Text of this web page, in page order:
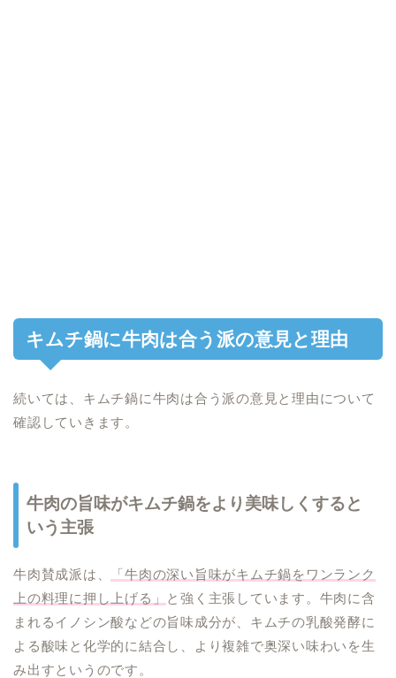
キムチ鍋に牛肉は合う派の意見と理由
続いては、キムチ鍋に牛肉は合う派の意見と理由について
確認していきます。
牛肉の旨味がキムチ鍋をより美味しくすると
いう主張
牛肉賛成派は、
「牛肉の深い旨味がキムチ鍋をワンランク
上の料理に押し上げる」 と強く主張しています。牛肉に含
まれるイノシン酸などの旨味成分が、キムチの乳酸発酵に
よる酸味と化学的に結合し、より複雑で奥深い味わいを生
み出すというのです。